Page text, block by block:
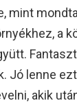
mint
a
Jó lenne
akik